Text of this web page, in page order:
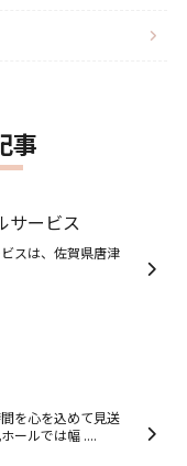
事
サービス
スは、佐賀県唐津
を心を込めて見送
ールでは幅 ....